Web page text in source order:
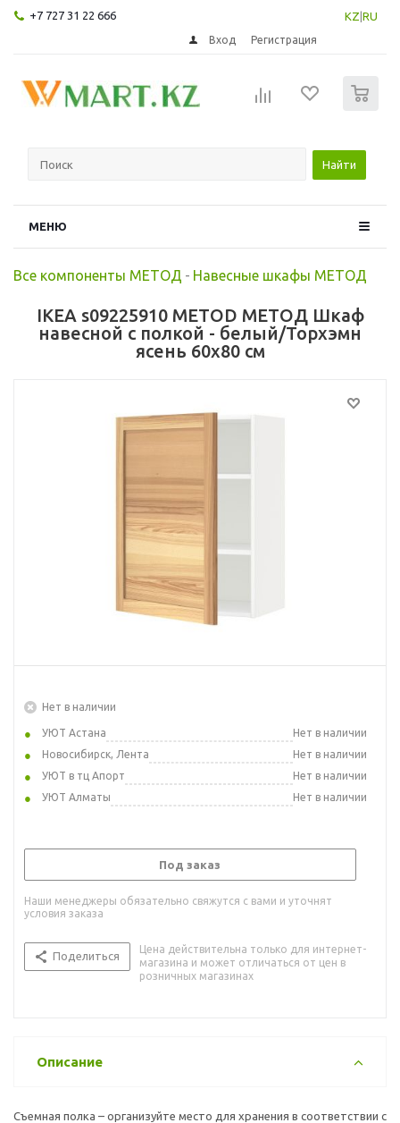
+7 727 31 22 666 KZ RU
Вход Регистрация
Найти
МЕНЮ
Все компоненты МЕТОД - Навесные шкафы МЕТОД
IKEA s09225910 METOD МЕТОД Шкаф
навесной с полкой - белый/Торхэмн
ясень 60x80 см
Нет в наличии
УЮТ Астана
Нет в наличии
Новосибирск, Лента
Нет в наличии
УЮТ в тц Апорт
Нет в наличии
УЮТ Алматы
Нет в наличии
Под заказ
Наши менеджеры обязательно свяжутся с вами и уточнят
условия заказа
Поделиться
Цена действительна только для интернет-
магазина и может отличаться от цен в
розничных магазинах
Описание
Съемная полка – организуйте место для хранения в соответствии с